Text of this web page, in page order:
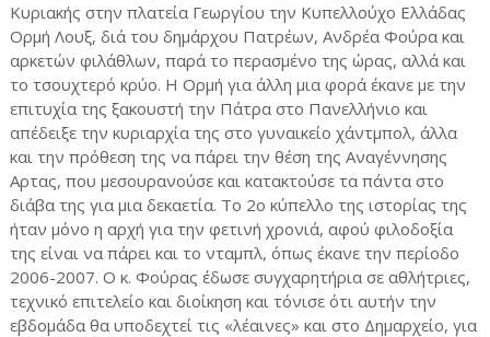
Κυριακής στην πλατεία Γεωργίου την Κυπελλούχο Ελλάδας
Ορμή Λουξ, διά του δημάρχου Πατρέων, Ανδρέα Φούρα και
αρκετών φιλάθλων, παρά το περασμένο της ώρας, αλλά και
το τσουχτερό κρύο. Η Ορμή για άλλη μια φορά έκανε με την
επιτυχία της ξακουστή την Πάτρα στο Πανελλήνιο και
απέδειξε την κυριαρχία της στο γυναικείο χάντμπολ, άλλα
και την πρόθεση της να πάρει την θέση της Αναγέννησης
Αρτας, που μεσουρανούσε και κατακτούσε τα πάντα στο
διάβα της για μια δεκαετία. Το 2ο κύπελλο της ιστορίας της
ήταν μόνο η αρχή για την φετινή χρονιά, αφού φιλοδοξία
της είναι να πάρει και το νταμπλ, όπως έκανε την περίοδο
2006-2007. Ο κ. Φούρας έδωσε συγχαρητήρια σε αθλήτριες,
τεχνικό επιτελείο και διοίκηση και τόνισε ότι αυτήν την
εβδομάδα θα υποδεχτεί τις «λέαινες» και στο Δημαρχείο, για